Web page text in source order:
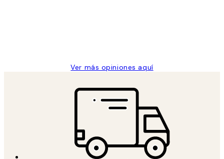
Ver más opiniones aquí